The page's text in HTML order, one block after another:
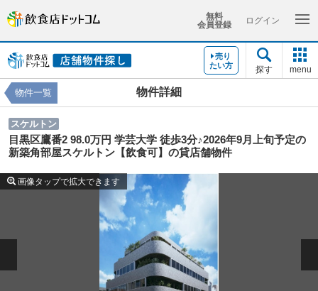
無料
会員登録
ログイン
売り
たい方
探す menu
物件詳細
物件一覧
スケルトン
目黒区鷹番2 98.0万円 学芸⼤学 徒歩3分♪2026年9⽉上旬予定の
新築⾓部屋スケルトン【飲食可】の貸店舗物件
画像タップで拡大できます